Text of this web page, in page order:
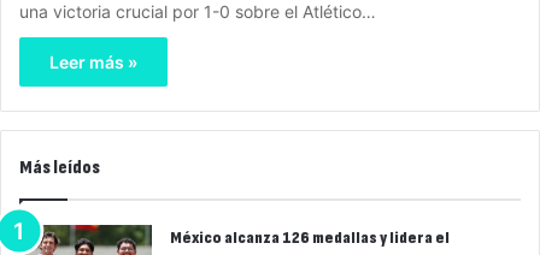
una victoria crucial por 1-0 sobre el Atlético…
Leer más »
Más leídos
México alcanza 126 medallas y lidera el